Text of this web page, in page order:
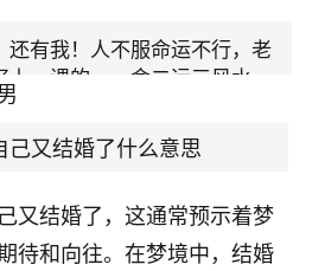
婚，得财利，事事谨慎小
防官司。怀孕的离异女人梦
又结婚了什么意思
又结婚了，这通常预示着梦
待和向往。在梦境中，结婚
还有我！人不服命运不行，老
一课的。一命二运三风水，
是每年找老师化太岁，看年
了，都是缘分啊！
19